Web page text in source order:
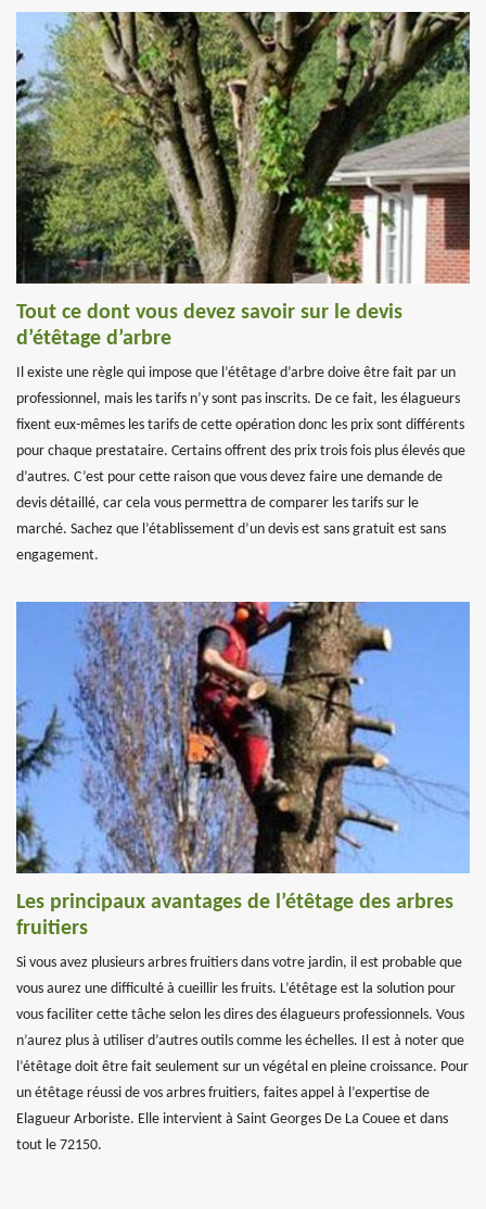
Tout ce dont vous devez savoir sur le devis
d’étêtage d’arbre
Il existe une règle qui impose que l’étêtage d’arbre doive être fait par un
professionnel, mais les tarifs n’y sont pas inscrits. De ce fait, les élagueurs
fixent eux-mêmes les tarifs de cette opération donc les prix sont différents
pour chaque prestataire. Certains offrent des prix trois fois plus élevés que
d’autres. C’est pour cette raison que vous devez faire une demande de
devis détaillé, car cela vous permettra de comparer les tarifs sur le
marché. Sachez que l’établissement d’un devis est sans gratuit est sans
engagement.
Les principaux avantages de l’étêtage des arbres
fruitiers
Si vous avez plusieurs arbres fruitiers dans votre jardin, il est probable que
vous aurez une difficulté à cueillir les fruits. L’étêtage est la solution pour
vous faciliter cette tâche selon les dires des élagueurs professionnels. Vous
n’aurez plus à utiliser d’autres outils comme les échelles. Il est à noter que
l’étêtage doit être fait seulement sur un végétal en pleine croissance. Pour
un étêtage réussi de vos arbres fruitiers, faites appel à l’expertise de
Elagueur Arboriste. Elle intervient à Saint Georges De La Couee et dans
tout le 72150.